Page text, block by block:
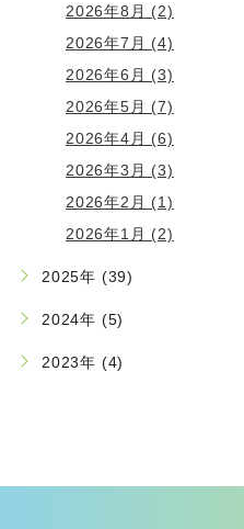
2026年8月 (2)
2026年7月 (4)
2026年6月 (3)
2026年5月 (7)
2026年4月 (6)
2026年3月 (3)
2026年2月 (1)
2026年1月 (2)
2025年 (39)
2024年 (5)
2023年 (4)